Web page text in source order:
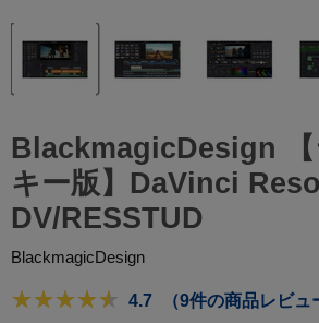
BlackmagicDesign 【
キー版】DaVinci
DV/RESSTUD
BlackmagicDesign
4.7 （9件の商品レビュ